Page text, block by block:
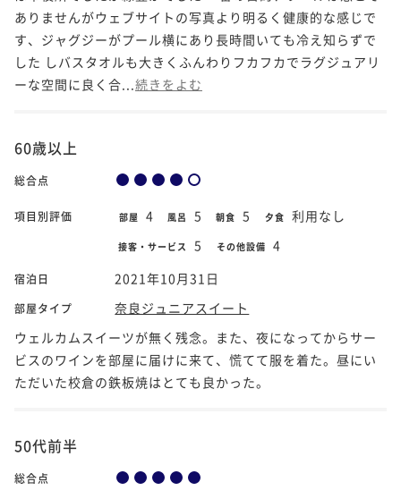
ありませんがウェブサイトの写真より明るく健康的な感じで
す、ジャグジーがプール横にあり長時間いても冷え知らずで
した しバスタオルも大きくふんわりフカフカでラグジュアリ
ーな空間に良く合... 続きをよむ
60歳以上
総合点
項目別評価 部屋 4 風呂 5 朝食 5 夕食 利用なし
接客・サービス 5 その他設備 4
宿泊日 2021年10月31日
部屋タイプ
奈良ジュニアスイート
ウェルカムスイーツが無く残念。また、夜になってからサー
ビスのワインを部屋に届けに来て、慌てて服を着た。昼にい
ただいた校倉の鉄板焼はとても良かった。
50代前半
総合点